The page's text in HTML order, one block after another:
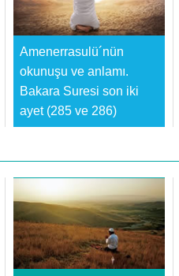
Amenerrasulü´nün
okunuşu ve anlamı.
Bakara Suresi son iki
ayet (285 ve 286)